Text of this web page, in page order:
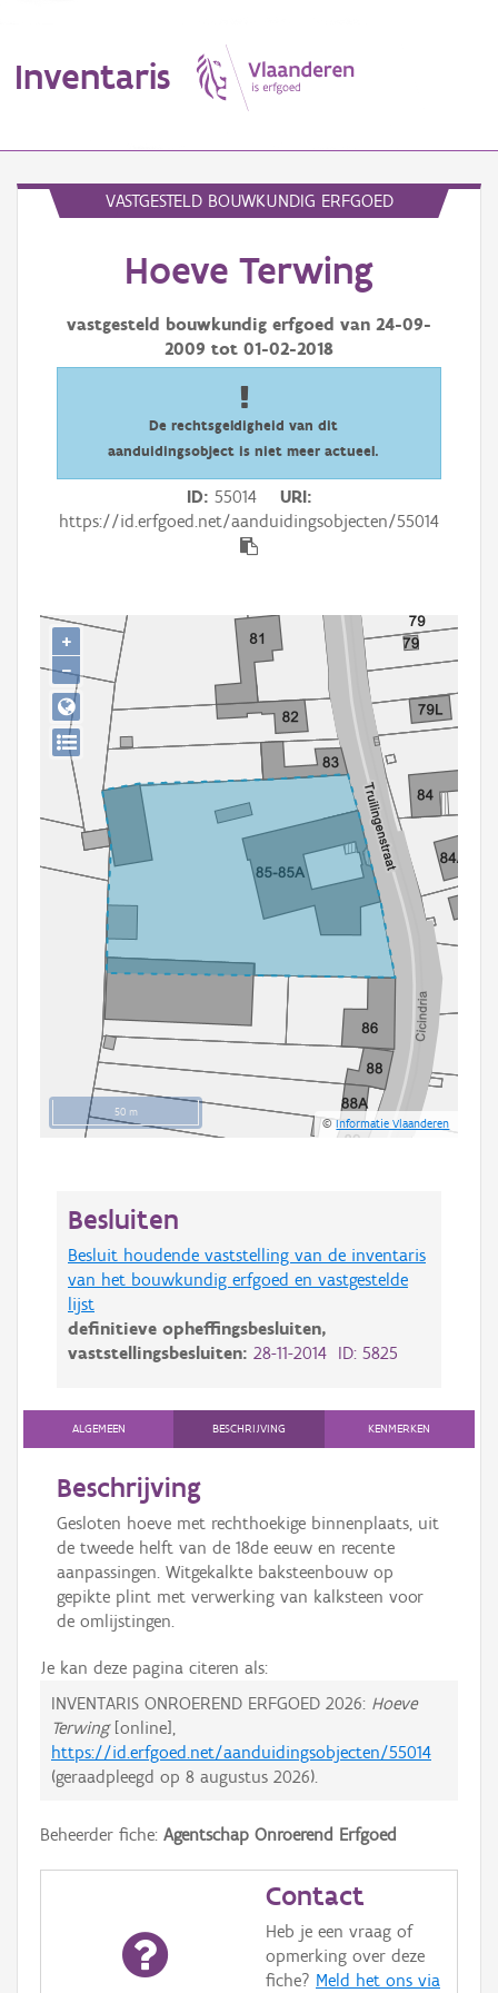
Inventaris
Aanduidingsobject
Waarneming
Persoon of collectief
Aanmelden
VASTGESTELD BOUWKUNDIG ERFGOED
Hoeve Terwing
vastgesteld bouwkundig erfgoed van 24-09-
2009 tot 01-02-2018
De rechtsgeldigheid van dit
aanduidingsobject is niet meer actueel.
ID 55014
URI
https://id.erfgoed.net/aanduidingsobjecten/55014
50 m
©Informatie Vlaanderen
+
−
Besluiten
Besluit houdende vaststelling van de inventaris
van het bouwkundig erfgoed en vastgestelde
lijst
definitieve opheffingsbesluiten,
vaststellingsbesluiten: 28-11-2014 ID: 5825
ALGEMEEN BESCHRIJVING KENMERKEN
Beschrijving
Gesloten hoeve met rechthoekige binnenplaats, uit
de tweede helft van de 18de eeuw en recente
aanpassingen. Witgekalkte baksteenbouw op
gepikte plint met verwerking van kalksteen voor
de omlijstingen.
Je kan deze pagina citeren als:
INVENTARIS ONROEREND ERFGOED 2026: Hoeve
Terwing[online],
https://id.erfgoed.net/aanduidingsobjecten/55014
(geraadpleegd op 8 augustus 2026).
Beheerder fiche: Agentschap Onroerend Erfgoed
Contact
Heb je een vraag of
opmerking over deze
fiche? Meld het ons via